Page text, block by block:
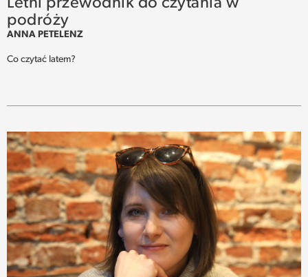
Letni przewodnik do czytania w
podróży
ANNA PETELENZ
Co czytać latem?